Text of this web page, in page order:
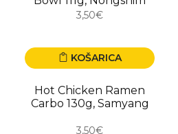
3,50€
KOŠARICA
Hot Chicken Ramen
Carbo 130g, Samyang
3,50€